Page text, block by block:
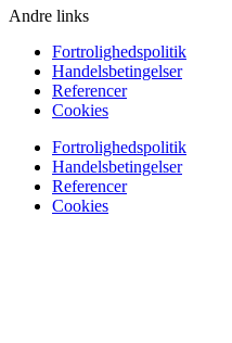
Andre links
Fortrolighedspolitik
Handelsbetingelser
Referencer
Cookies
Fortrolighedspolitik
Handelsbetingelser
Referencer
Cookies